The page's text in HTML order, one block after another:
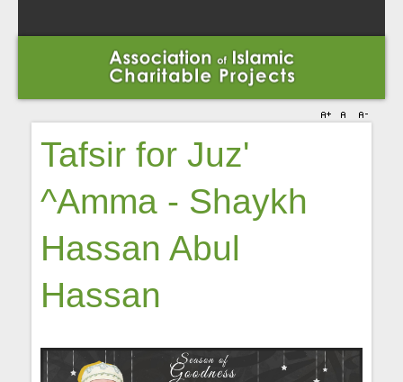
Tafsir for Juz'
^Amma - Shaykh
Hassan Abul
Hassan